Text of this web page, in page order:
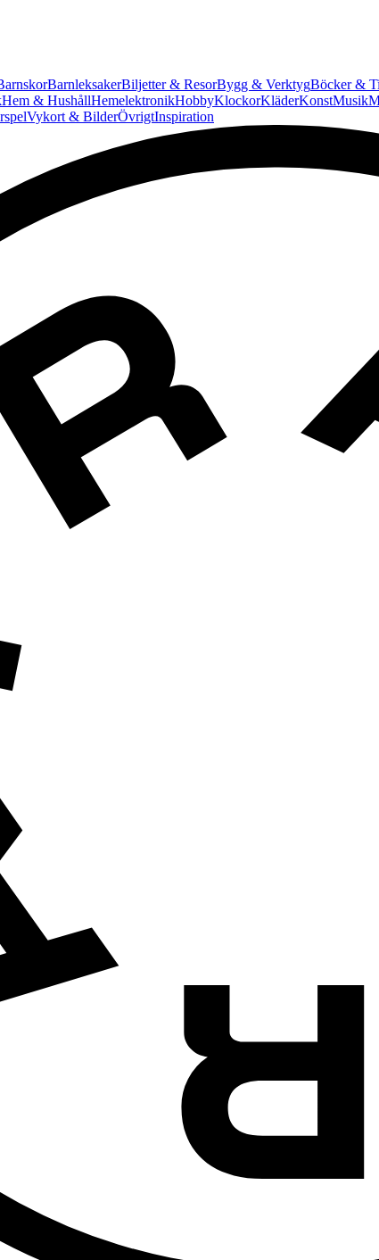
BarnleksakerBiljetter & ResorBygg & VerktygBöcker &
Hem & HushållHemelektronikHobbyKlockorKläderKonstMusik
Vykort & BilderÖvrigtInspiration